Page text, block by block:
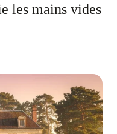
les mains vides